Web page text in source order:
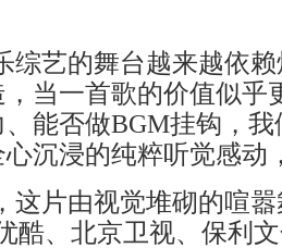
综艺的舞台越来越依
当一首歌的价值似乎
、能否做BGM挂钩，我
心沉浸的纯粹听觉感动
这片由视觉堆砌的喧
酷、北京卫视、保利